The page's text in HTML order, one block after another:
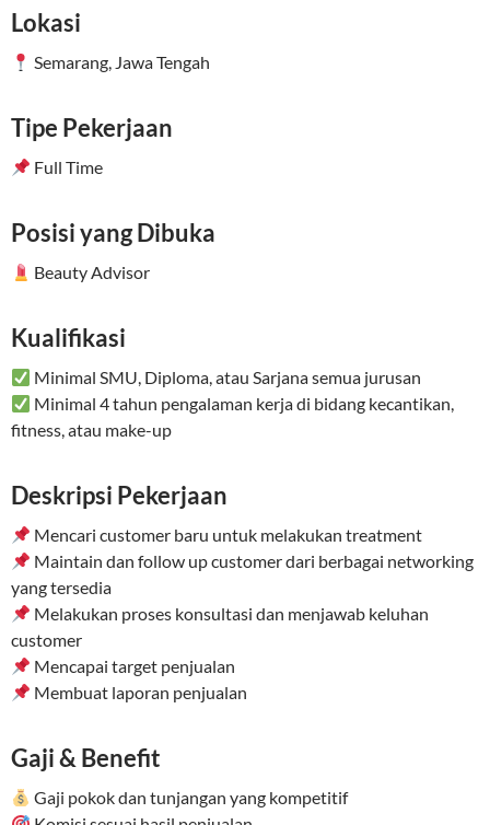
Lokasi
Semarang, Jawa Tengah
Tipe Pekerjaan
Full Time
Posisi yang Dibuka
Beauty Advisor
Kualifikasi
Minimal SMU, Diploma, atau Sarjana semua jurusan
Minimal 4 tahun pengalaman kerja di bidang kecantikan,
fitness, atau make-up
Deskripsi Pekerjaan
Mencari customer baru untuk melakukan treatment
Maintain dan follow up customer dari berbagai networking
yang tersedia
Melakukan proses konsultasi dan menjawab keluhan
customer
Mencapai target penjualan
Membuat laporan penjualan
Gaji & Benefit
Gaji pokok dan tunjangan yang kompetitif